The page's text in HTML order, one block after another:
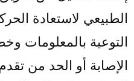
الطبيعي لاستعادة
التوعية بالمعلومات
الإصابة أو الحد من